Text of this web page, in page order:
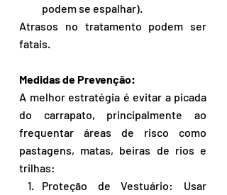
podem se espalhar).
Atrasos no tratamento podem ser
fatais.
Medidas de Prevenção:
A melhor estratégia é evitar a picada
do carrapato, principalmente ao
frequentar áreas de risco como
pastagens, matas, beiras de rios e
trilhas:
Proteção de Vestuário: Usar